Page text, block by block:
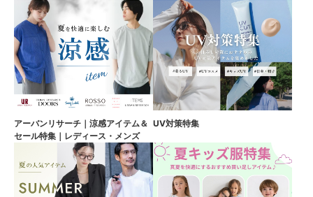
アーバンリサーチ｜涼感アイテム＆
セール特集｜レディース・メンズ
UV対策特集